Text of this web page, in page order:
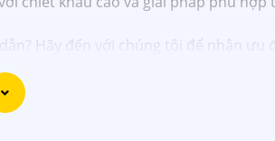
Hãy đến với chúng tôi để nhận ưu
hệ ngay với chúng tôi để được hỗ